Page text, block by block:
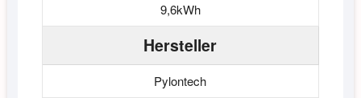
9,6kWh
Hersteller
Pylontech